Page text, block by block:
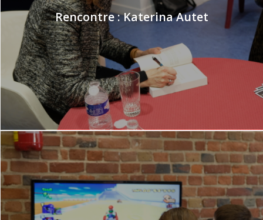
Rencontre : Katerina Autet